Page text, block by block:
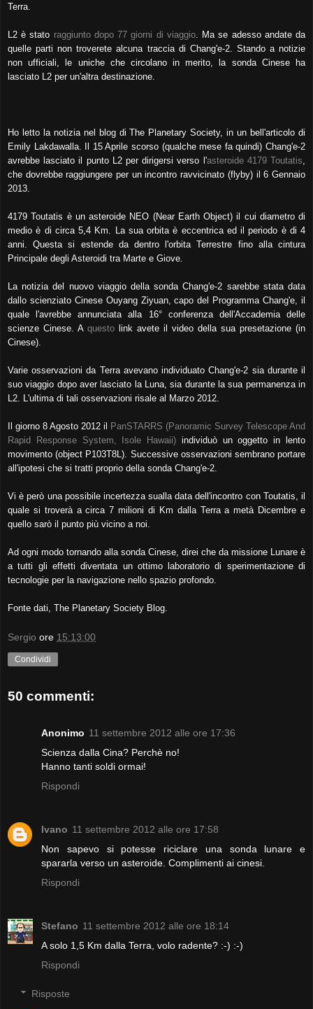
Terra.
L2 è stato raggiunto dopo 77 giorni di viaggio. Ma se adesso andate da
quelle parti non troverete alcuna traccia di Chang'e-2. Stando a notizie
non ufficiali, le uniche che circolano in merito, la sonda Cinese ha
lasciato L2 per un'altra destinazione.
Ho letto la notizia nel blog di The Planetary Society, in un bell'articolo di
Emily Lakdawalla. Il 15 Aprile scorso (qualche mese fa quindi) Chang'e-2
avrebbe lasciato il punto L2 per dirigersi verso l'asteroide 4179 Toutatis
che dovrebbe raggiungere per un incontro ravvicinato (flyby) il 6 Gennaio
2013.
4179 Toutatis è un asteroide NEO (Near Earth Object) il cui diametro di
medio è di circa 5,4 Km. La sua orbita è eccentrica ed il periodo è di 4
anni. Questa si estende da dentro l'orbita Terrestre fino alla cintura
Principale degli Asteroidi tra Marte e Giove.
La notizia del nuovo viaggio della sonda Chang'e-2 sarebbe stata data
dallo scienziato Cinese Ouyang Ziyuan, capo del Programma Chang'e, il
quale l'avrebbe annunciata alla 16° conferenza dell'Accademia delle
scienze Cinese. A questo link avete il video della sua presetazione (in
Cinese).
Varie osservazioni da Terra avevano individuato Chang'e-2 sia durante il
suo viaggio dopo aver lasciato la Luna, sia durante la sua permanenza in
L2. L'ultima di tali osservazioni risale al Marzo 2012.
Il giorno 8 Agosto 2012 il
PanSTARRS (Panoramic Survey Telescope And
Rapid Response System, Isole Hawaii) individuò un oggetto in lento
movimento (object P103T8L). Successive osservazioni sembrano portare
all'ipotesi che si tratti proprio della sonda Chang'e-2.
Vi è però una possibile incertezza sualla data dell'incontro con Toutatis, il
quale si troverà a circa 7 milioni di Km dalla Terra a metà Dicembre e
quello sarò il punto più vicino a noi.
Ad ogni modo tornando alla sonda Cinese, direi che da missione Lunare è
a tutti gli effetti diventata un ottimo laboratorio di sperimentazione di
tecnologie per la navigazione nello spazio profondo.
Fonte dati, The Planetary Society Blog.
Sergio ore 15:13:00
Condividi
50 commenti:
Anonimo 11 settembre 2012 alle ore 17:36
Scienza dalla Cina? Perchè no!
Hanno tanti soldi ormai!
Rispondi
Ivano 11 settembre 2012 alle ore 17:58
Non sapevo si potesse riciclare una sonda lunare e
spararla verso un asteroide. Complimenti ai cinesi.
Rispondi
Stefano 11 settembre 2012 alle ore 18:14
A solo 1,5 Km dalla Terra, volo radente? :-) :-)
Rispondi
Risposte